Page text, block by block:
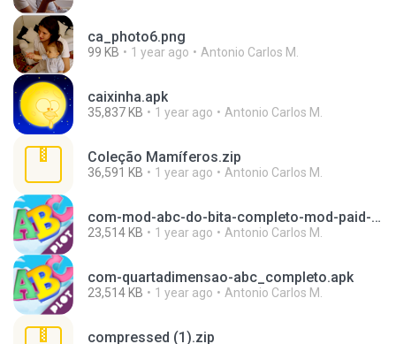
ca_photo6.png
99 KB 1 year ago Antonio Carlos M.
caixinha.apk
35,837 KB 1 year ago Antonio Carlos M.
Coleção Mamíferos.zip
36,591 KB 1 year ago Antonio Carlos M.
com-mod-abc-do-bita-completo-mod-paid-1-5-6.apk
23,514 KB 1 year ago Antonio Carlos M.
com-quartadimensao-abc_completo.apk
23,514 KB 1 year ago Antonio Carlos M.
compressed (1).zip